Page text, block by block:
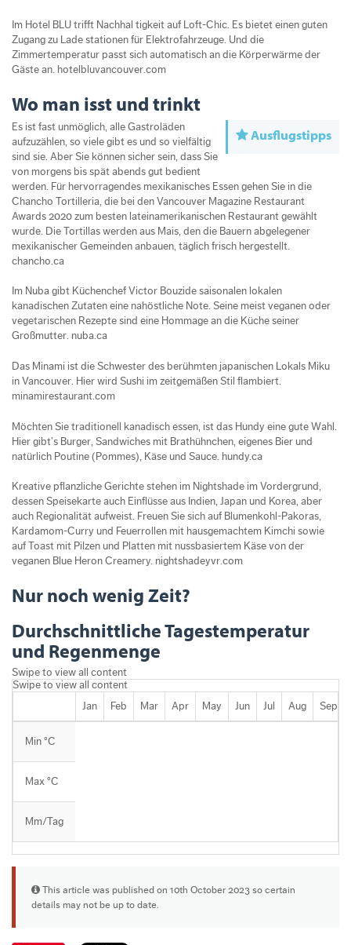
Im Hotel BLU trifft Nachhal­ tigkeit auf Loft­-Chic. Es bietet einen guten
Zugang zu Lade­ stationen für Elektrofahrzeuge. Und die
Zimmertemperatur passt sich automatisch an die Körperwärme der
Gäste an. hotelbluvancouver.com
Wo man isst und trinkt
Ausflugstipps
Es ist fast unmöglich, alle Gastroläden
aufzuzählen, so viele gibt es und so vielfältig
sind sie. Aber Sie können sicher sein, dass Sie
von morgens bis spät abends gut bedient
werden. Für hervorragendes mexikanisches Essen gehen Sie in die
Chancho Tortilleria, die bei den Vancouver Magazine Restaurant
Awards 2020 zum besten lateinamerikanischen Restaurant gewählt
wurde. Die Tortillas werden aus Mais, den die Bauern abgelegener
mexikanischer Gemeinden anbauen, täglich frisch hergestellt.
chancho.ca
Im Nuba gibt Küchenchef Victor Bouzide saisonalen lokalen
kanadischen Zutaten eine nahöstliche Note. Seine meist veganen oder
vegetarischen Rezepte sind eine Hommage an die Küche seiner
Großmutter. nuba.ca
Das Minami ist die Schwester des berühmten japanischen Lokals Miku
in Vancouver. Hier wird Sushi im zeitgemäßen Stil flambiert.
minamirestaurant.com
Möchten Sie traditionell kanadisch essen, ist das Hundy eine gute Wahl.
Hier gibt’s Burger, Sandwiches mit Brathühnchen, eigenes Bier und
natürlich Poutine (Pommes), Käse und Sauce. hundy.ca
Kreative pflanzliche Gerichte stehen im Nightshade im Vordergrund,
dessen Speisekarte auch Einflüsse aus Indien, Japan und Korea, aber
auch Regionalität aufweist. Freuen Sie sich auf Blumenkohl-Pakoras,
Kardamom-Curry und Feuerrollen mit hausgemachtem Kimchi sowie
auf Toast mit Pilzen und Platten mit nussbasiertem Käse von der
veganen Blue Heron Creamery. nightshadeyvr.com
Nur noch wenig Zeit?
Durchschnittliche Tagestemperatur
und Regenmenge
Swipe to view all content
Swipe to view all content
Jan
Feb Mar Apr May Jun Jul Aug Sep
Min °C
Max °C
Mm/Tag
This article was published on 10th October 2023 so certain
details may not be up to date.